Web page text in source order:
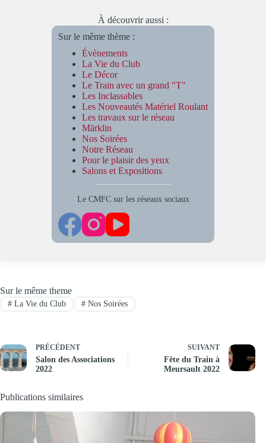
À découvrir aussi :
Sur le même thème :
Évènements
La Vie du Club
Le Décor
Le Train avec un grand "T"
Les Inclassables
Les Nouveautés Matériel Roulant
Les travaux sur le réseau
Märklin
Nos Soirées
Notre Réseau
Pour le plaisir des yeux
Salons et Expositions
Le CMFC sur les réseaux sociaux
Sur le même theme
#La Vie du Club #Nos Soirées
PRÉCÉDENT
Salon des Associations
2022
SUIVANT
Fête du Train à
Meursault 2022
Publications similaires